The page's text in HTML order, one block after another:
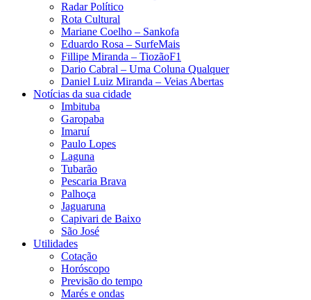
Radar Político
Rota Cultural
Mariane Coelho – Sankofa
Eduardo Rosa​ – SurfeMais
Fillipe Miranda – TiozãoF1
Dario Cabral – Uma Coluna Qualquer
Daniel Luiz Miranda – Veias Abertas
Notícias da sua cidade
Imbituba
Garopaba
Imaruí
Paulo Lopes
Laguna
Tubarão
Pescaria Brava
Palhoça
Jaguaruna
Capivari de Baixo
São José
Utilidades
Cotação
Horóscopo
Previsão do tempo
Marés e ondas